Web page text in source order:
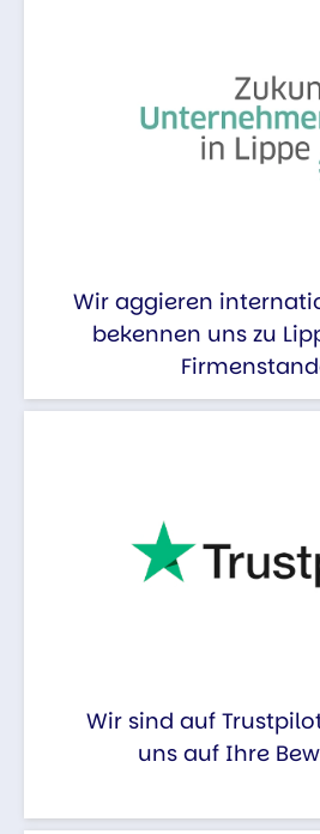
Wir aggieren
bekennen uns zu
Wir sind auf
uns auf Ihre